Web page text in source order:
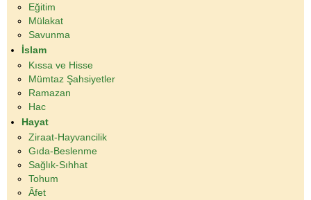
Eğitim
Mülakat
Savunma
İslam
Kıssa ve Hisse
Mümtaz Şahsiyetler
Ramazan
Hac
Hayat
Ziraat-Hayvancilik
Gıda-Beslenme
Sağlık-Sıhhat
Tohum
Âfet